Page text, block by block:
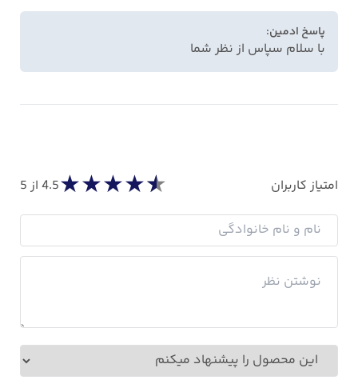
4.5 از 5 ★★★★★ امتیاز کاربران
نظر شما درباره محصول
پاسخ ادمین:
با سلام سپاس از نظر شما